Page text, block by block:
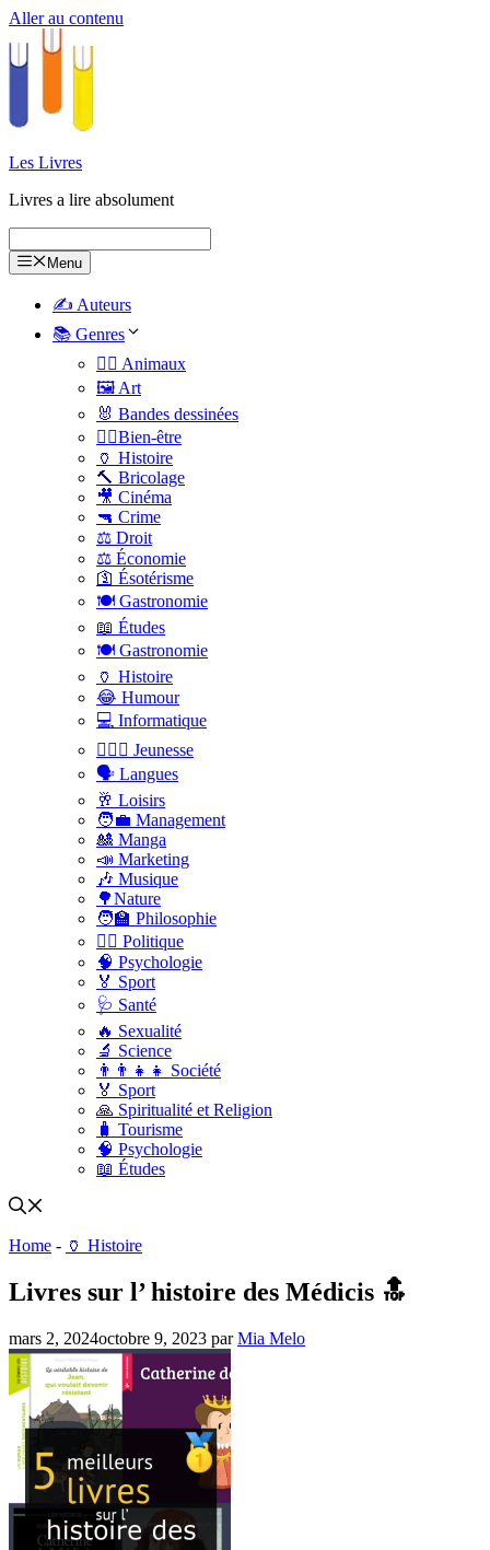
Aller au contenu
Les Livres
Livres a lire absolument
Menu
✍️ Auteurs
📚 Genres
🐕‍🦺 Animaux
🖼️ Art
🐰 Bandes dessinées
🧑‍⚕️Bien-être
🏺 Histoire
🔨 Bricolage
🎥 Cinéma
🔫 Crime
⚖️ Droit
⚖️ Économie
🛐 Ésotérisme
🍽️ Gastronomie
📖 Études
🍽️ Gastronomie
🏺 Histoire
😂 Humour
💻 Informatique
🤸🏽‍♀️ Jeunesse
🗣 Langues
🥂 Loisirs
🧑‍💼 Management
🎎 Manga
📣 Marketing
🎶 Musique
🌳Nature
🧑‍🏫 Philosophie
👨‍⚖️ Politique
🧠 Psychologie
🏅 Sport
🩺 Santé
🔥 Sexualité
🔬 Science
👨‍👨‍👧‍👧 Société
🏅 Sport
🙏 Spiritualité et Religion
🧳 Tourisme
🧠 Psychologie
📖 Études
Home - 🏺 Histoire
Livres sur l’ histoire des Médicis 🔝
mars 2, 2024octobre 9, 2023 parMia Melo